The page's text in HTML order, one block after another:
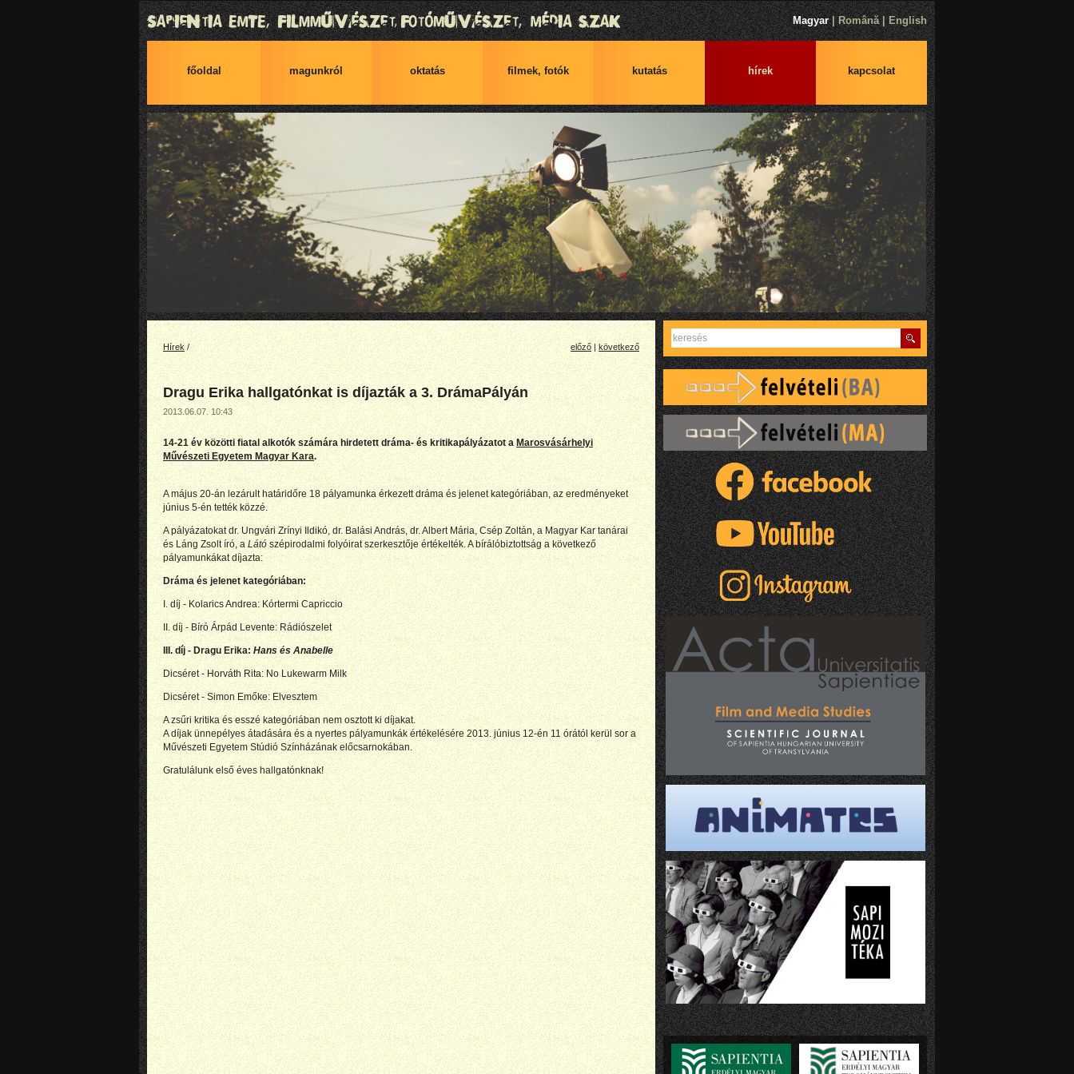
Magyar|Română|English
főoldal magunkról oktatás filmek, fotók kutatás hírek kapcsolat
Hírek/ előző|következő
Dragu Erika hallgatónkat is díjazták a 3. DrámaPályán
2013.06.07. 10:43
14-21 év közötti fiatal alkotók számára hirdetett dráma- és kritikapályázatot aMarosvásárhelyi
Művészeti Egyetem Magyar Kara.
A május 20-án lezárult határidőre 18 pályamunka érkezett dráma és jelenet kategóriában, az eredményeket
június 5-én tették közzé.
A pályázatokat dr. Ungvári Zrínyi Ildikó, dr. Balási András, dr. Albert Mária, Csép Zoltán, a Magyar Kar tanárai
és Láng Zsolt író, aLátószépirodalmi folyóirat szerkesztője értékelték. A bírálóbiztottság a következő
pályamunkákat díjazta:
Dráma és jelenet kategóriában:
I. díj - Kolarics Andrea: Kórtermi Capriccio
II. díj - Bíró Árpád Levente: Rádiószelet
III. díj - Dragu Erika:Hans és Anabelle
Dicséret - Horváth Rita: No Lukewarm Milk
Dicséret - Simon Emőke: Elvesztem
A zsűri kritika és esszé kategóriában nem osztott ki díjakat.
A díjak ünnepélyes átadására és a nyertes pályamunkák értékelésére 2013. június 12-én 11 órától kerül sor a
Művészeti Egyetem Stúdió Színházának előcsarnokában.
Gratulálunk első éves hallgatónknak!
Keres